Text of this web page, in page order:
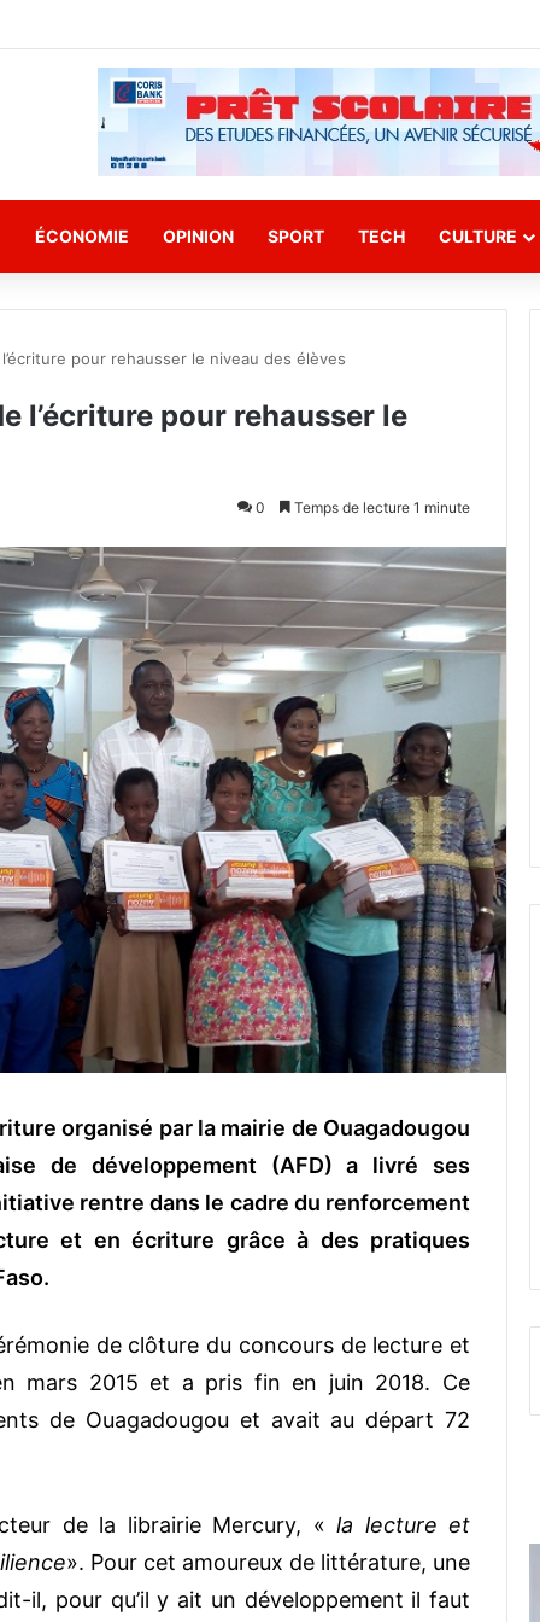
ÉCONOMIE OPINION SPORT TECH CULTURE
pour rehausser le niveau des élèves
l’écriture pour rehausser le
0 Temps de lecture 1 minute
organisé par la mairie de Ouagadougou
de développement (AFD) a livré ses
rentre dans le cadre du renforcement
et en écriture grâce à des pratiques
de clôture du concours de lecture et
mars 2015 et a pris fin en juin 2018. Ce
de Ouagadougou et avait au départ 72
de la librairie Mercury, «la lecture et
». Pour cet amoureux de littérature, une
il, pour qu’il y ait un développement il faut